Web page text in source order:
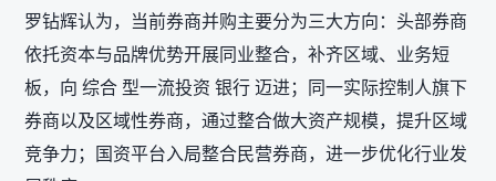
罗钻辉认为，当前券商并购主要分为三大方向：头部券商
依托资本与品牌优势开展同业整合，补齐区域、业务短
板，向 综合 型一流投资 银行 迈进；同一实际控制人旗下
券商以及区域性券商，通过整合做大资产规模，提升区域
竞争力；国资平台入局整合民营券商，进一步优化行业发